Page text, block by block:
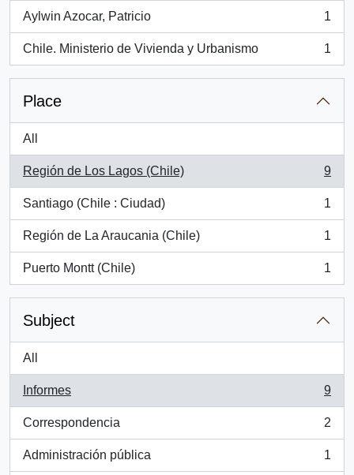
Aylwin Azocar, Patricio
, 1 results
1
Chile. Ministerio de Vivienda y Urbanismo
, 1 results
1
Place
All
Región de Los Lagos (Chile)
, 9 results
9
Santiago (Chile : Ciudad)
, 1 results
1
Región de La Araucania (Chile)
, 1 results
1
Puerto Montt (Chile)
, 1 results
1
Subject
All
Informes
, 9 results
9
Correspondencia
, 2 results
2
Administración pública
, 1 results
1